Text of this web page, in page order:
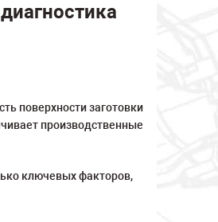
поверхности заготовки
производственные
ключевых факторов,